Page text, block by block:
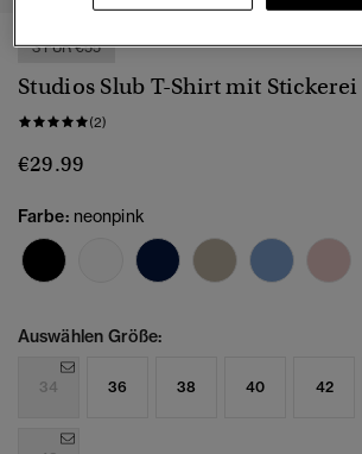
3 FÜR €55
Studios Slub T-Shirt mit Stickerei
(2)
€29.99
Farbe: neonpink
Auswählen Größe:
34 36 38 40 42